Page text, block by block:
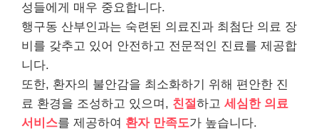
성들에게 매우 중요합니다.
행구동 산부인과는 숙련된 의료진과 최첨단 의료 장
비를 갖추고 있어 안전하고 전문적인 진료를 제공합
니다.
또한, 환자의 불안감을 최소화하기 위해 편안한 진
료 환경을 조성하고 있으며, 친절하고 세심한 의료
서비스를 제공하여 환자 만족도가 높습니다.